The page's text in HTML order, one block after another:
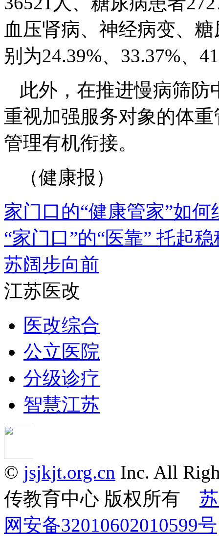
血压肾病、神经病变、
别为24.39%、33.37%、
此外，在推进慢病筛
重视加强服务对象的体
管理有机衔接。
（健康报）
家门口的“健康管家”如
“家门口”的“医靠” 托起
苏阔步向前
江苏医改
医改综合
公立医院
分级诊疗
智慧江苏
© jsjkjt.org.cn Inc. All
传教育中心 版权所有
网安备32010602010599号